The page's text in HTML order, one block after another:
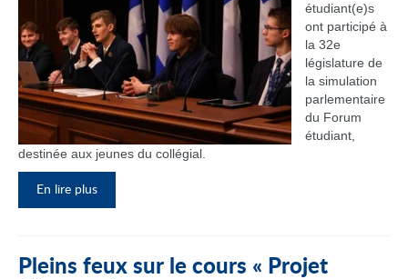
étudiant(e)s
ont participé à
la 32e
législature de
la simulation
parlementaire
du Forum
étudiant,
destinée aux jeunes du collégial.
En lire plus
Pleins feux sur le cours « Projet